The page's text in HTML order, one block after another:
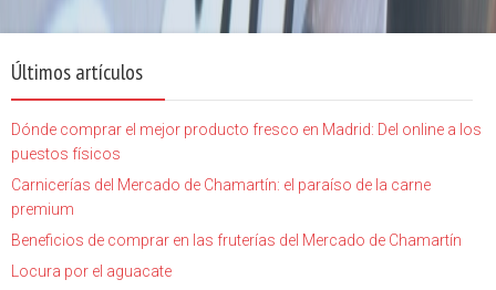
Últimos artículos
Dónde comprar el mejor producto fresco en Madrid: Del online a los
puestos físicos
Carnicerías del Mercado de Chamartín: el paraíso de la carne
premium
Beneficios de comprar en las fruterías del Mercado de Chamartín
Locura por el aguacate